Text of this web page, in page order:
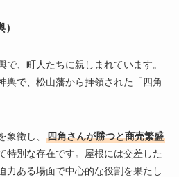
で、町人たちに親しまれています。
輿で、松山藩から拝領された「四角
象徴し、
四角さんが勝つと商売繁盛
特別な存在です。屋根には交差した
力ある場面で中心的な役割を果たし